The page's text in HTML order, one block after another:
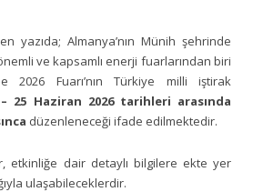
yazıda; Almanya’nın Münih şehrinde
ve kapsamlı enerji fuarlarından biri
2026 Fuarı’nın Türkiye milli iştirak
25 Haziran 2026 tarihleri arasında
düzenleneceği ifade edilmektedir.
etkinliğe dair detaylı bilgilere ekte yer
ulaşabileceklerdir.